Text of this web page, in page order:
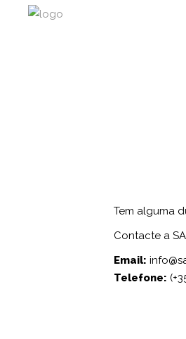
Tem alguma
Contacte a
Email:
Telefone: